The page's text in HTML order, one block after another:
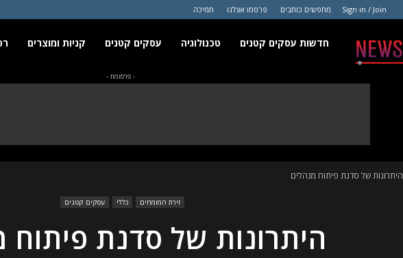
Sign in / Join מחפשים כותבים פרסמו אצלנו תמיכה
חדשות
חדשות עסקים קטנים טכנולוגיה עסקים קטנים קניות ומוצרים
- פרסומת -
היתרונות של סדנת פיתוח מנהלים
זירת המומחים כללי עסקים קטנים
היתרונות של סדנת פיתוח